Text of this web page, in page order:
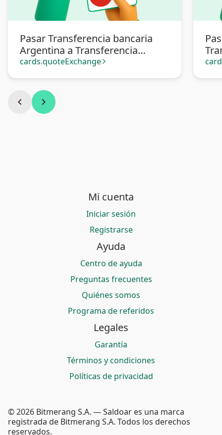
Pasar Transferencia bancaria
Argentina a Transferencia
bancaria Chile
cards.quoteExchange arrow_forward_ios
chevron_left chevron_right
Mi cuenta
Iniciar sesión
Registrarse
Ayuda
Centro de ayuda
Preguntas frecuentes
Quiénes somos
Programa de referidos
Legales
Garantía
Términos y condiciones
Políticas de privacidad
© 2026 Bitmerang S.A. — Saldoar es una marca
registrada de Bitmerang S.A. Todos los derechos
reservados.